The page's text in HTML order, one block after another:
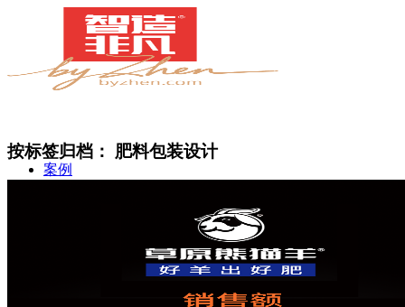
案例
按标签归档： 肥料包装设计